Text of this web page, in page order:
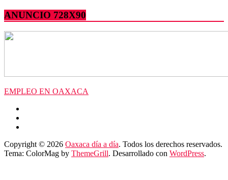
ANUNCIO 728X90
EMPLEO EN OAXACA
Copyright © 2026 Oaxaca día a día. Todos los derechos reservados.
Tema: ColorMag by ThemeGrill. Desarrollado con WordPress.